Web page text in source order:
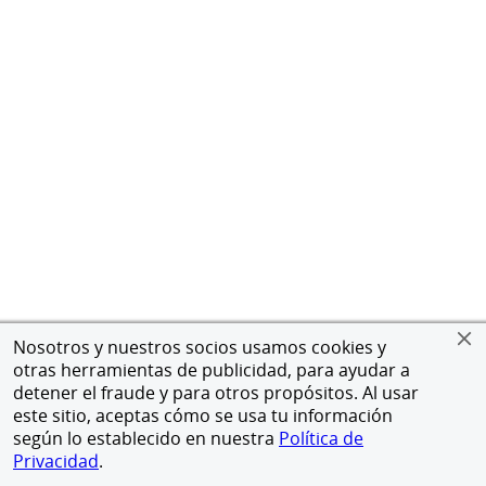
Nosotros y nuestros socios usamos cookies y
otras herramientas de publicidad, para ayudar a
detener el fraude y para otros propósitos. Al usar
este sitio, aceptas cómo se usa tu información
según lo establecido en nuestra Política de
Privacidad.